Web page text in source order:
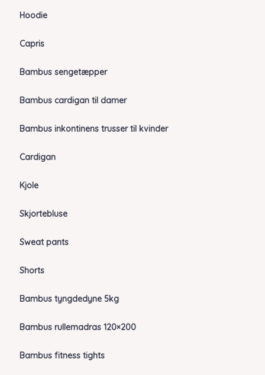
Hoodie
Capris
Bambus sengetæpper
Bambus cardigan til damer
Bambus inkontinens trusser til kvinder
Cardigan
Kjole
Skjortebluse
Sweat pants
Shorts
Bambus tyngdedyne 5kg
Bambus rullemadras 120×200
Bambus fitness tights